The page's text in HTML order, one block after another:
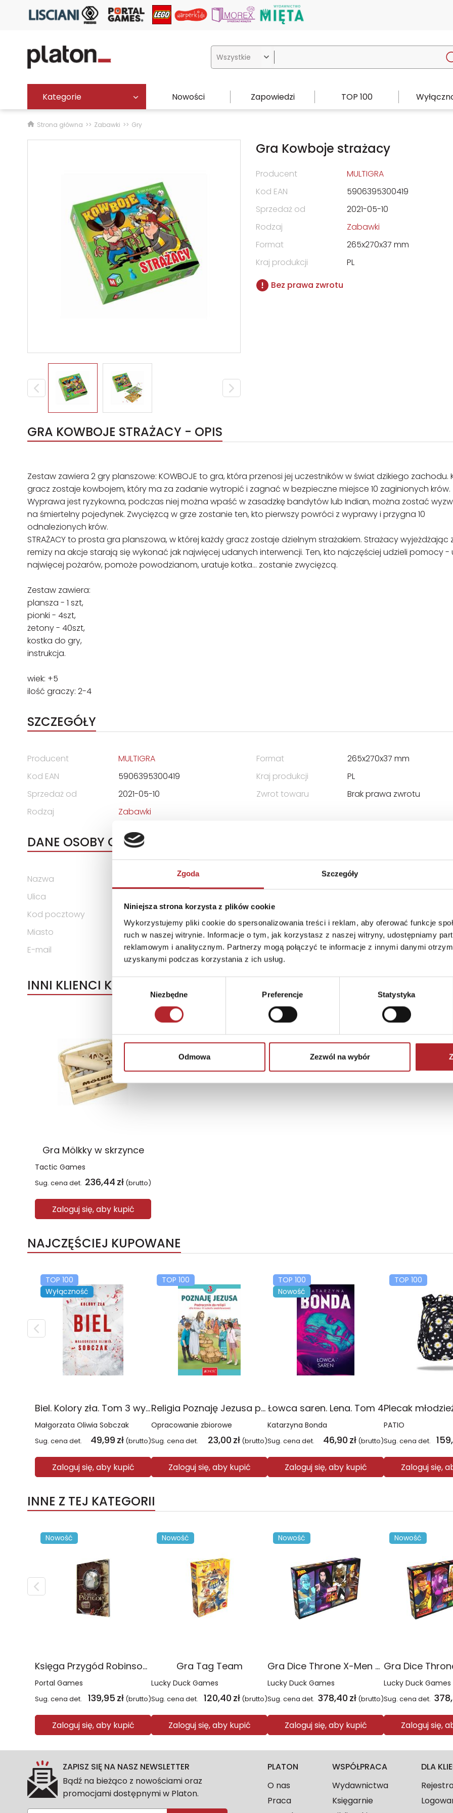
Zgoda Szczegóły
Niniejsza strona korzysta z plików cookie
Wykorzystujemy pliki cookie do spersonalizowania treści i reklam, aby oferować funkcje
ruch w naszej witrynie. Informacje o tym, jak korzystasz z naszej witryny, udostępniamy
reklamowym i analitycznym. Partnerzy mogą połączyć te informacje z innymi danymi
uzyskanymi podczas korzystania z ich usług.
zgody
Niezbędne Preferencje Statystyka
Odmowa Zezwól na wybór

Kategorie Nowości Zapowiedzi TOP 100
Strona główna Zabawki Gry
Gra Kowboje strażacy
Producent
MULTIGRA
Kod EAN
5906395300419
Sprzedaż od
2021-05-10
Rodzaj
Zabawki
Format
265x270x37 mm
Kraj produkcji
PL
Bez prawa zwrotu
GRA KOWBOJE STRAŻACY - OPIS
Zestaw zawiera 2 gry planszowe: KOWBOJE to gra, która przenosi jej uczestników w świat dzikiego zachodu.
gracz zostaje kowbojem, który ma za zadanie wytropić i zagnać w bezpieczne miejsce 10 zaginionych krów.
Wyprawa jest ryzykowna, podczas niej można wpaść w zasadzkę bandytów lub Indian, można zostać
na śmiertelny pojedynek. Zwycięzcą w grze zostanie ten, kto pierwszy powróci z wyprawy i przygna 10
odnalezionych krów.
STRAŻACY to prosta gra planszowa, w której każdy gracz zostaje dzielnym strażakiem. Strażacy wyjeżdżając
remizy na akcje starają się wykonać jak najwięcej udanych interwencji. Ten, kto najczęściej udzieli pomocy -
najwięcej pożarów, pomoże powodzianom, uratuje kotka... zostanie zwycięzcą.
Zestaw zawiera:
plansza - 1 szt,
pionki - 4szt,
żetony - 40szt,
kostka do gry,
instrukcja.
wiek: +5
ilość graczy: 2-4
SZCZEGÓŁY
Producent
MULTIGRA
Kod EAN
5906395300419
Sprzedaż od
2021-05-10
Rodzaj
Zabawki
Format
265x270x37 mm
Kraj produkcji
PL
Zwrot towaru
Brak prawa zwrotu
DANE OSOBY ODPOWIEDZIALNEJ
Nazwa
MULTIGRA SPÓŁKA Z OGRANICZONĄ ODPOWIEDZIALNOŚCIĄ
Ulica
Kod pocztowy
80-209
Miasto
Chwaszczyno
E-mail
sklep@multogra.com.pl
INNI KLIENCI KUPOWALI
Gra Mölkky w skrzynce
Tactic Games
Sug. cena det. 236,44 zł (brutto)
Zaloguj się, aby kupić
NAJCZĘŚCIEJ KUPOWANE
TOP 100
Wyłączność
Biel. Kolory zła. Tom 3 wyd. 2025
Małgorzata Oliwia Sobczak
Sug. cena det. 49,99 zł (brutto)
Zaloguj się, aby kupić
TOP 100
Religia Poznaję Jezusa podręcznik dla klasy 3 szkoły podstawowej
Opracowanie zbiorowe
Sug. cena det. 23,00 zł (brutto)
Zaloguj się, aby kupić
TOP 100
Nowość
Łowca saren. Lena. Tom 4
Katarzyna Bonda
Sug. cena det. 46,90 zł (brutto)
Zaloguj się, aby kupić
TOP 100
PATIO
Sug. cena det.
Zaloguj się,
INNE Z TEJ KATEGORII
Nowość
Księga Przygód Robinson Crusoe
Portal Games
Sug. cena det. 139,95 zł (brutto)
Zaloguj się, aby kupić
Nowość
Gra Tag Team
Lucky Duck Games
Sug. cena det. 120,40 zł (brutto)
Zaloguj się, aby kupić
Nowość
Gra Dice Throne X-Men Box 1
Lucky Duck Games
Sug. cena det. 378,40 zł (brutto)
Zaloguj się, aby kupić
Nowość
Lucky Duck Games
Sug. cena det.
Zaloguj się,
ZAPISZ SIĘ NA NASZ NEWSLETTER
Bądź na bieżąco z nowościami oraz
promocjami dostępnymi w Platon.
PLATON
O nas
Praca
WSPÓŁPRACA
Wydawnictwa
Księgarnie
DLA